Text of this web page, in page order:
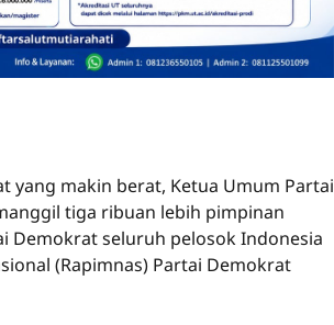
yang makin berat, Ketua Umum Partai
tiga ribuan lebih pimpinan
Demokrat seluruh pelosok Indonesia
(Rapimnas) Partai Demokrat